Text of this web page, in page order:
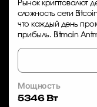
Рынок криптовалют
сложность сети
что каждый день
прибыль. Bitmain
Мощность
5346 Вт